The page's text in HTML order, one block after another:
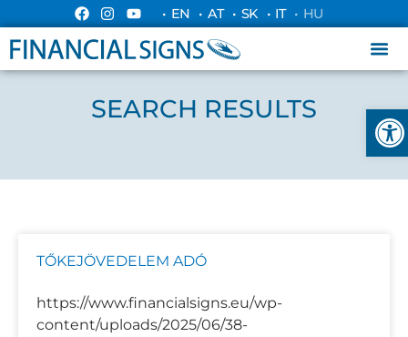
• EN • AT • SK • IT • HU
SEARCH RESULTS
TŐKEJÖVEDELEM ADÓ
https://www.financialsigns.eu/wp-
content/uploads/2025/06/38-